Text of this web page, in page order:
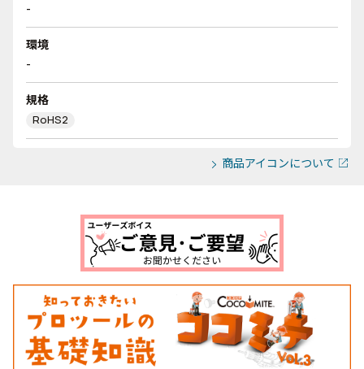
-
環境
-
規格
RoHS2
商品アイコンについて